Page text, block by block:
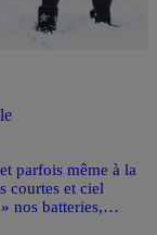
parfois même à la
courtes et ciel
nos batteries,